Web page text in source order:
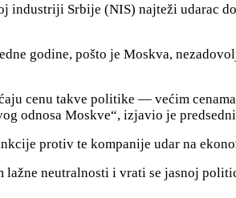
industriji Srbije (NIS) najteži udarac
godine, pošto je Moskva,
cenu takve politike — većim
odnosa Moskve“, izjavio je
protiv te kompanije udar na
neutralnosti i vrati se jasnoj